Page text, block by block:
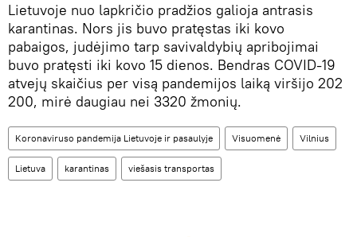
Lietuvoje nuo lapkričio pradžios galioja antrasis
karantinas. Nors jis buvo pratęstas iki kovo
pabaigos, judėjimo tarp savivaldybių apribojimai
buvo pratęsti iki kovo 15 dienos. Bendras COVID-19
atvejų skaičius per visą pandemijos laiką viršijo 202
200, mirė daugiau nei 3320 žmonių.
Koronaviruso pandemija Lietuvoje ir pasaulyje Visuomenė Vilnius
Lietuva karantinas viešasis transportas